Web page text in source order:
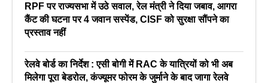
RPF पर राज्यसभा में उठे सवाल, रेल मंत्री ने दिया जबाव, आगरा
कैंट की घटना पर 4 जवान सस्पेंड, CISF को सुरक्षा सौंपने का
प्रस्ताव नहीं
रेलवे बोर्ड का निर्देश : एसी बोगी में RAC के यात्रियों को भी अब
मिलेगा पूरा बेडरोल, कंज्यूमर फोरम के जुर्माने के बाद जागा रेलवे